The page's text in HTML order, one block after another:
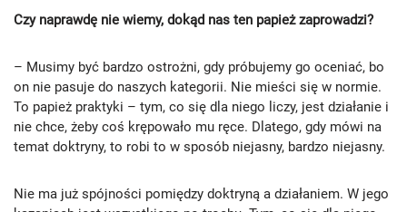
Czy naprawdę nie wiemy, dokąd nas ten papież zaprowadzi?
– Musimy być bardzo ostrożni, gdy próbujemy go oceniać, bo
on nie pasuje do naszych kategorii. Nie mieści się w normie.
To papież praktyki – tym, co się dla niego liczy, jest działanie i
nie chce, żeby coś krępowało mu ręce. Dlatego, gdy mówi na
temat doktryny, to robi to w sposób niejasny, bardzo niejasny.
Nie ma już spójności pomiędzy doktryną a działaniem. W jego